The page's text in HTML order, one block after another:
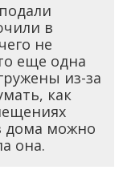
в
не
еще одна
из-за
как
дома можно
она.